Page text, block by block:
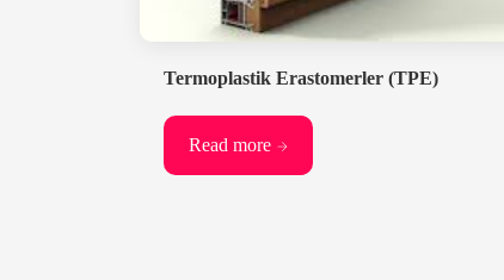
Termoplastik Erastomerler (TPE)
Read more